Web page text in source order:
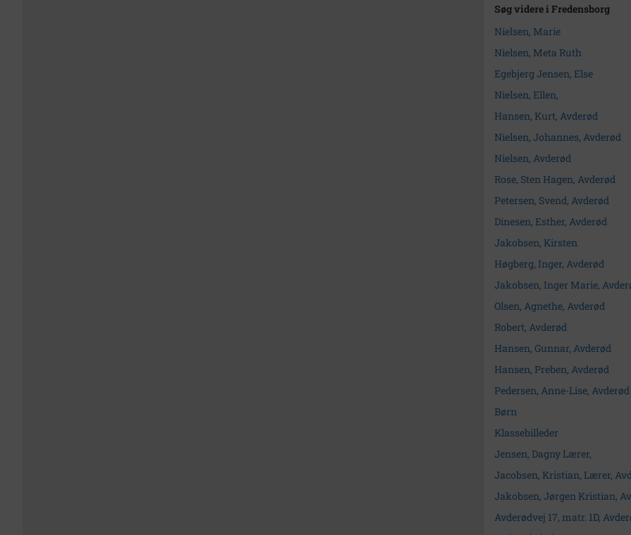
Søg videre i Fredensborg
Nielsen, Marie
Nielsen, Meta Ruth
Egebjerg Jensen, Else
Nielsen, Ellen,
Hansen, Kurt, Avderød
Nielsen, Johannes, Avderød
Nielsen, Avderød
Rose, Sten Hagen, Avderød
Petersen, Svend, Avderød
Dinesen, Esther, Avderød
Jakobsen, Kirsten
Høgberg, Inger, Avderød
Jakobsen, Inger Marie,
Olsen, Agnethe, Avderød
Robert, Avderød
Hansen, Gunnar, Avderød
Hansen, Preben, Avderød
Pedersen, Anne-Lise, Avderød
Børn
Klassebilleder
Jensen, Dagny Lærer,
Jacobsen, Kristian, Lærer,
Jakobsen, Jørgen Kristian,
Avderødvej 17, matr. 1D,